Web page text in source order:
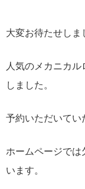
大変お待たせしま
人気のメカニカ
しました。
予約いただいてい
ホームページでは
います。